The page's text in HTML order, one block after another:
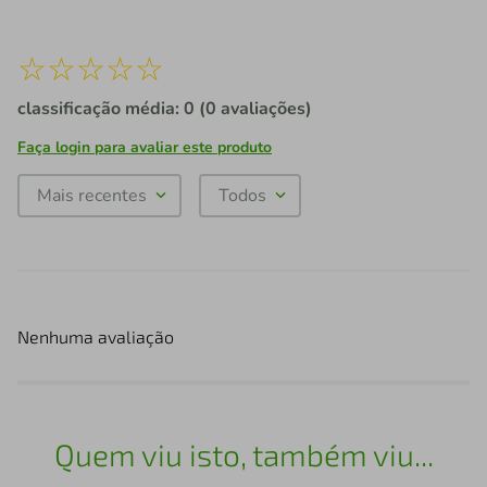
☆☆☆☆☆
classificação média: 0 (0 avaliações)
Faça login para avaliar este produto
Mais recentes Todos
Nenhuma avaliação
Quem viu isto, também viu...